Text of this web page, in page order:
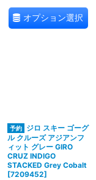
オプション選択
ジロ スキー ゴーグ
ル クルーズ アジアンフ
ィット グレー GIRO
CRUZ INDIGO
STACKED Grey Cobalt
[7209452]